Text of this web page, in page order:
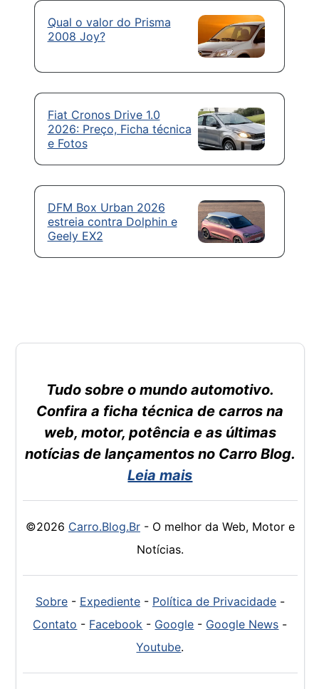
Qual o valor do Prisma
2008 Joy?
Fiat Cronos Drive 1.0
2026: Preço, Ficha técnica
e Fotos
DFM Box Urban 2026
estreia contra Dolphin e
Geely EX2
Tudo sobre o mundo automotivo.
Confira a ficha técnica de carros na
web, motor, potência e as últimas
notícias de lançamentos no Carro Blog.
Leia mais
©2026 Carro.Blog.Br- O melhor da Web, Motor e
Notícias.
Sobre- Expediente- Política de Privacidade-
Contato - Facebook - Google - Google News -
Youtube.